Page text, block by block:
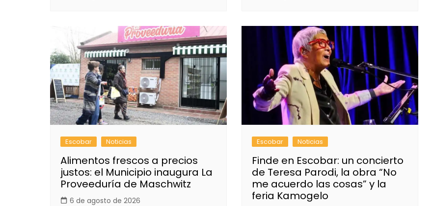
Escobar Noticias
Alimentos frescos a precios
justos: el Municipio inaugura La
Proveeduría de Maschwitz
6 de agosto de 2026
Escobar Noticias
Finde en Escobar: un concierto
de Teresa Parodi, la obra “No
me acuerdo las cosas” y la
feria Kamogelo